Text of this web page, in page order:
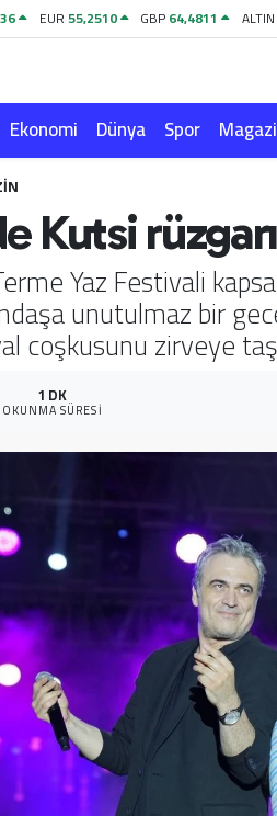
EUR55,2510 GBP64,4811 ALTIN
Ekonomi Dünya Spor
Kutsi rüzgarı
Yaz Festivali
unutulmaz bir
coşkusunu zirveye
1 DK
OKUNMA SÜRESI